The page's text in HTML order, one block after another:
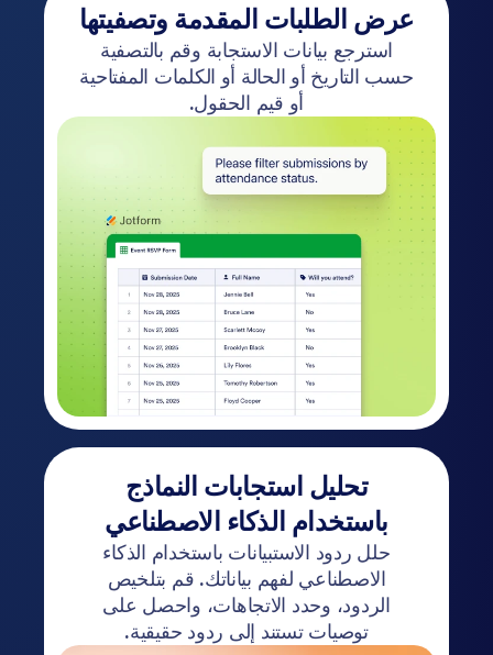
عرض الطلبات المقدمة وتصفيتها
استرجع بيانات الاستجابة وقم بالتصفية
حسب التاريخ أو الحالة أو الكلمات المفتاحية
أو قيم الحقول.
تحليل استجابات النماذج
باستخدام الذكاء الاصطناعي
حلل ردود الاستبيانات باستخدام الذكاء
الاصطناعي لفهم بياناتك. قم بتلخيص
الردود، وحدد الاتجاهات، واحصل على
توصيات تستند إلى ردود حقيقية.